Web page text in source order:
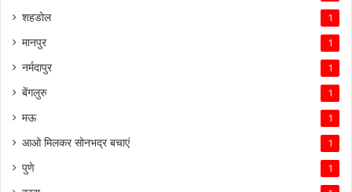
शहडोल 1
मानपुर 1
नर्मदापुर 1
बेंगलुरु 1
मऊ 1
आओ मिलकर सोनभद्र बचाएं 1
पुणे 1